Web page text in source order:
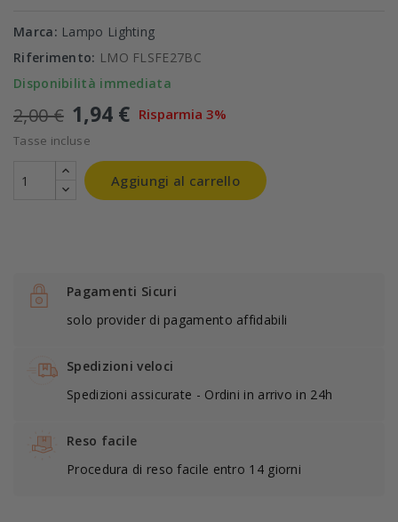
Marca: Lampo Lighting
Riferimento: LMO FLSFE27BC
Disponibilità immediata
2,00 € 1,94 € Risparmia 3%
Tasse incluse
Aggiungi al carrello
Pagamenti Sicuri
solo provider di pagamento affidabili
Spedizioni veloci
Spedizioni assicurate - Ordini in arrivo in 24h
Reso facile
Procedura di reso facile entro 14 giorni